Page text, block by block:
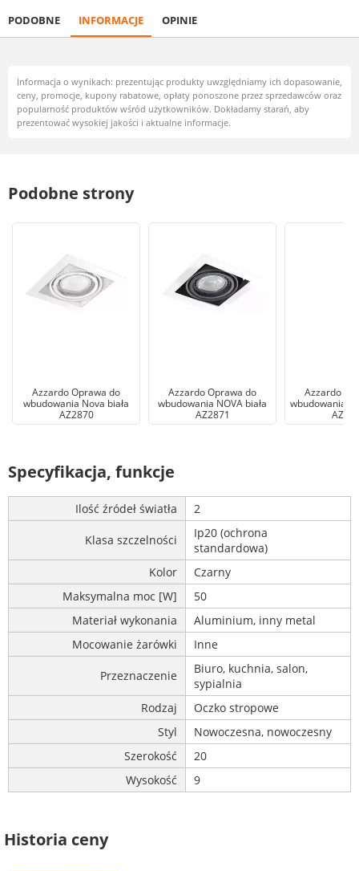
PODOBNE INFORMACJE OPINIE
Informacja o wynikach: prezentując produkty uwzględniamy ich dopasowanie,
ceny, promocje, kupony rabatowe, opłaty ponoszone przez sprzedawców oraz
popularność produktów wśród użytkowników. Dokładamy starań, aby
prezentować wysokiej jakości i aktualne informacje.
Podobne strony
Azzardo Oprawa do
wbudowania Nova biała
AZ2870
Azzardo Oprawa do
wbudowania NOVA biała
AZ2871
Azzardo
wbudowania
Specyfikacja, funkcje
Ilość źródeł światła 2
Klasa szczelności
Ip20 (ochrona
standardowa)
Kolor
Czarny
Maksymalna moc [W]
50
Materiał wykonania
Aluminium, inny metal
Mocowanie żarówki
Inne
Przeznaczenie
Biuro, kuchnia, salon,
sypialnia
Rodzaj
Oczko stropowe
Styl
Nowoczesna, nowoczesny
Szerokość
20
Wysokość
9
Historia ceny